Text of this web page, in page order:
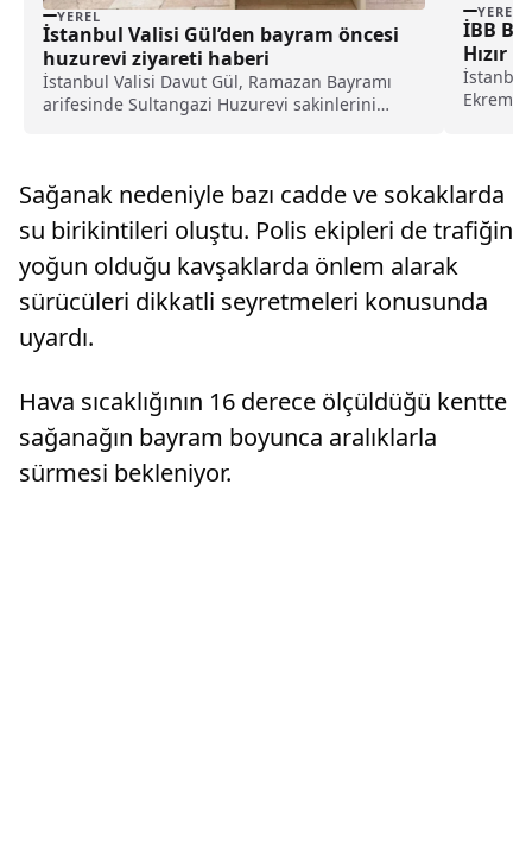
YEREL
İstanbul Valisi Gül’den bayram öncesi
huzurevi ziyareti haberi
İstanbul Valisi Davut Gül, Ramazan Bayramı
arifesinde Sultangazi Huzurevi sakinlerini
bulunan Mısır Çar...
YEREL
İBB
Hızır
haberi
İstanbul
Ekrem
Sağanak nedeniyle bazı cadde ve sokaklarda
su birikintileri oluştu. Polis ekipleri de trafiğin
yoğun olduğu kavşaklarda önlem alarak
sürücüleri dikkatli seyretmeleri konusunda
uyardı.
Hava sıcaklığının 16 derece ölçüldüğü kentte
sağanağın bayram boyunca aralıklarla
sürmesi bekleniyor.